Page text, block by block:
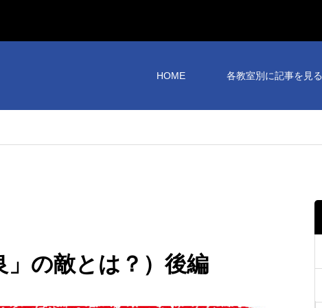
HOME 各教室別に記事を見る
」の敵とは？）後編